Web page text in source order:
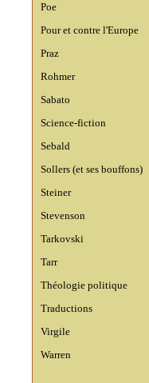
Poe
Pour et contre l'Europe
Praz
Rohmer
Sabato
Science-fiction
Sebald
Sollers (et ses bouffons)
Steiner
Stevenson
Tarkovski
Tarr
Théologie politique
Traductions
Virgile
Warren